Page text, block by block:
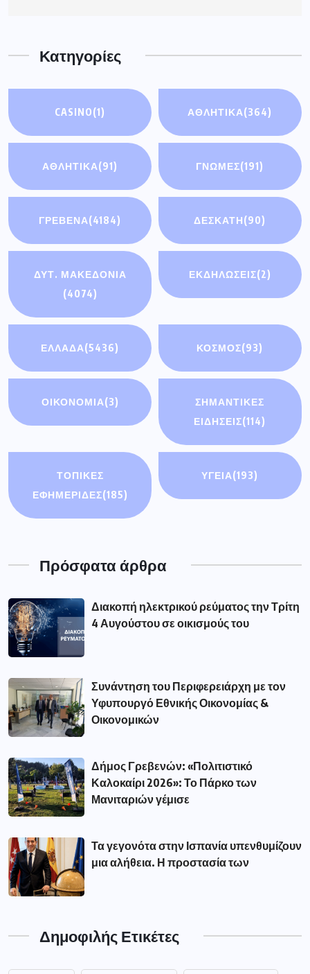
Κατηγορίες
CASINO(1) ΑΘΛΗΤΙΚΑ(364)
ΑΘΛΗΤΙΚΆ(91) ΓΝΩΜΕΣ(191)
ΓΡΕΒΕΝΑ(4184) ΔΕΣΚΑΤΗ(90)
ΔΥΤ. ΜΑΚΕΔΟΝΙΑ
(4074)
ΕΚΔΗΛΩΣΕΙΣ(2)
ΕΛΛΑΔΑ(5436) ΚΟΣΜΟΣ(93)
ΟΙΚΟΝΟΜΊΑ(3)
ΣΗΜΑΝΤΙΚΈΣ
ΕΙΔΉΣΕΙΣ(114)
ΤΟΠΙΚΕΣ
ΕΦΗΜΕΡΙΔΕΣ(185)
ΥΓΕΙΑ(193)
Πρόσφατα άρθρα
Διακοπή ηλεκτρικού ρεύματος την Τρίτη
4 Αυγούστου σε οικισμούς του
Συνάντηση του Περιφερειάρχη με τον
Υφυπουργό Εθνικής Οικονομίας &
Οικονομικών
Δήμος Γρεβενών: «Πολιτιστικό
Καλοκαίρι 2026»: Το Πάρκο των
Μανιταριών γέμισε
Τα γεγονότα στην Ισπανία υπενθυμίζουν
μια αλήθεια. Η προστασία των
Δημοφιλής Ετικέτες